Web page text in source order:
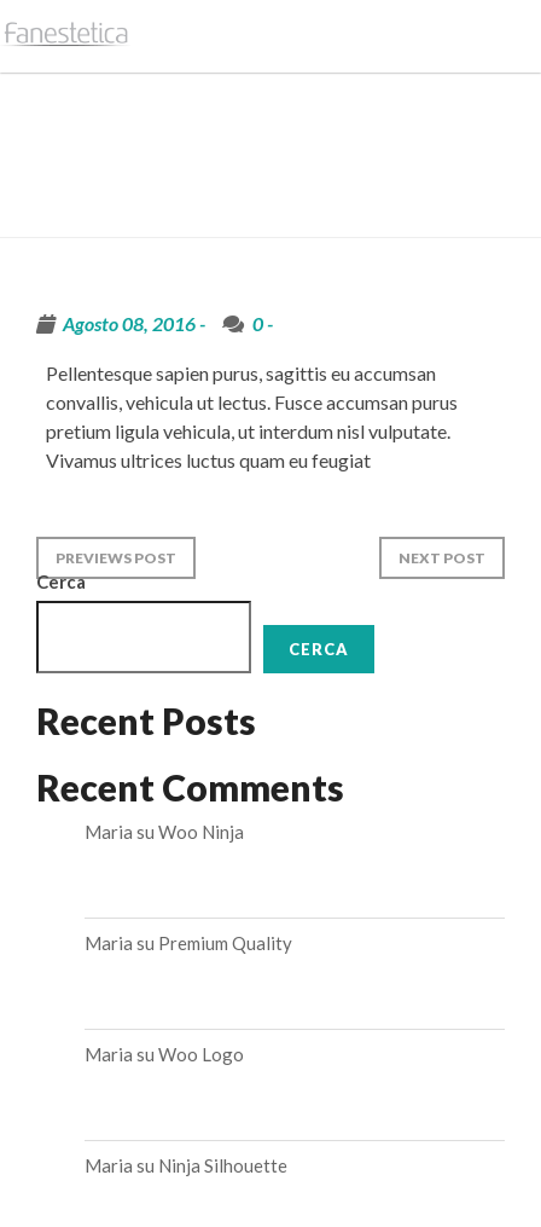
Agosto 08, 2016 - 0-
Pellentesque sapien purus, sagittis eu accumsan
convallis, vehicula ut lectus. Fusce accumsan purus
pretium ligula vehicula, ut interdum nisl vulputate.
Vivamus ultrices luctus quam eu feugiat
PREVIEWS POST NEXT POST
Cerca
CERCA
Recent Posts
Recent Comments
Maria su Woo Ninja
Maria su Premium Quality
Maria su Woo Logo
Maria su Ninja Silhouette